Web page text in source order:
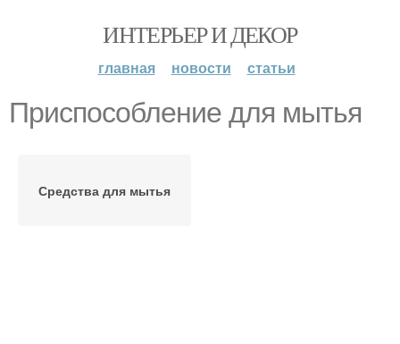
ИНТЕРЬЕР И ДЕКОР
главная новости статьи
Приспособление для мытья
Средства для мытья